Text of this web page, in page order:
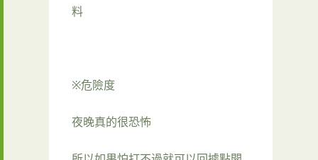
料
※危險度
夜晚真的很恐怖